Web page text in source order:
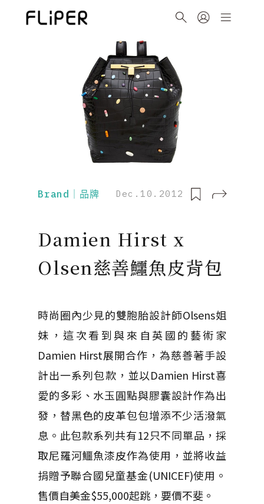
Brand｜品牌 Dec.10.2012
Damien Hirst x
Olsen慈善鱷魚皮背包
時尚圈內少見的雙胞胎設計師Olsens姐
妹，這次看到與來自英國的藝術家
Damien Hirst展開合作，為慈善著手設
計出一系列包款，並以Damien Hirst喜
愛的多彩、水玉圓點與膠囊設計作為出
發，替黑色的皮革包包增添不少活潑氣
息。此包款系列共有12只不同單品，採
取尼羅河鱷魚漆皮作為使用，並將收益
捐贈予聯合國兒童基金(UNICEF)使用。
售價自美金$55,000起跳，要價不斐。